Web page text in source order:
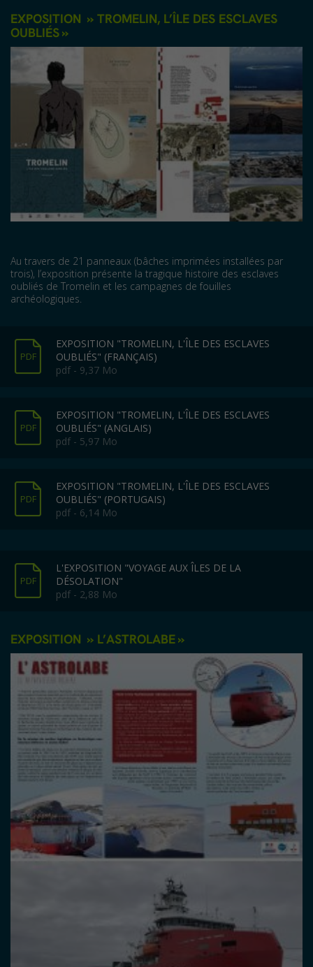
EXPOSITION » TROMELIN, L’ÎLE DES ESCLAVES
OUBLIÉS »
Au travers de 21 panneaux (bâches imprimées installées par
trois), l’exposition présente la tragique histoire des esclaves
oubliés de Tromelin et les campagnes de fouilles
archéologiques.
PDF
EXPOSITION "TROMELIN, L'ÎLE DES ESCLAVES
OUBLIÉS" (FRANÇAIS)
pdf - 9,37 Mo
PDF
EXPOSITION "TROMELIN, L'ÎLE DES ESCLAVES
OUBLIÉS" (ANGLAIS)
pdf - 5,97 Mo
PDF
EXPOSITION "TROMELIN, L'ÎLE DES ESCLAVES
OUBLIÉS" (PORTUGAIS)
pdf - 6,14 Mo
PDF
L'EXPOSITION "VOYAGE AUX ÎLES DE LA
DÉSOLATION"
pdf - 2,88 Mo
EXPOSITION » L’ASTROLABE »